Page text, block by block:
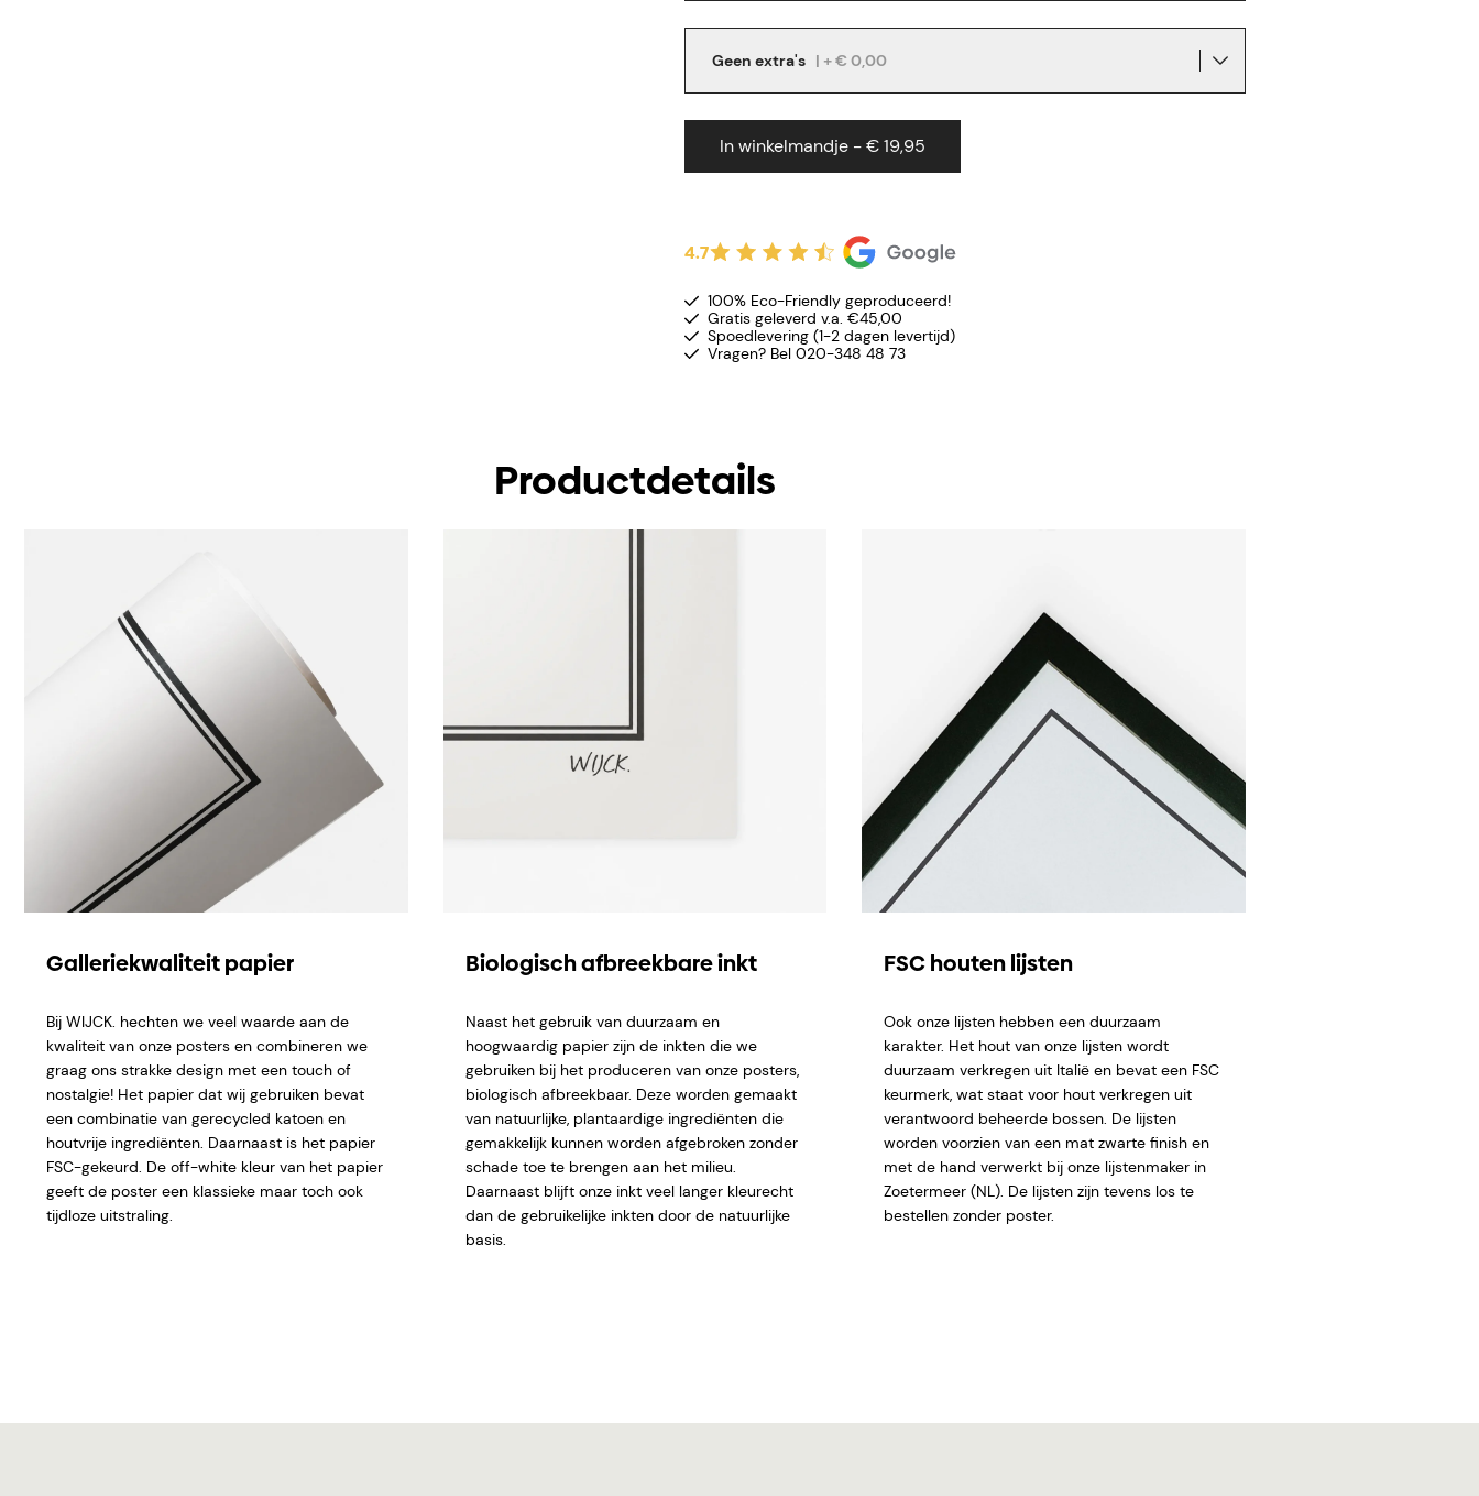
Geen extra's | + € 0,00
In winkelmandje - € 19,95
4.7
100% Eco-Friendly geproduceerd!
Gratis geleverd v.a. €45,00
Spoedlevering (1-2 dagen levertijd)
Vragen? Bel 020-348 48 73
Productdetails
Galleriekwaliteit papier
Bij WIJCK. hechten we veel waarde aan de
kwaliteit van onze posters en combineren we
graag ons strakke design met een touch of
nostalgie! Het papier dat wij gebruiken bevat
een combinatie van gerecycled katoen en
houtvrije ingrediënten. Daarnaast is het papier
FSC-gekeurd. De off-white kleur van het papier
geeft de poster een klassieke maar toch ook
tijdloze uitstraling.
Biologisch afbreekbare inkt
Naast het gebruik van duurzaam en
hoogwaardig papier zijn de inkten die we
gebruiken bij het produceren van onze posters,
biologisch afbreekbaar. Deze worden gemaakt
van natuurlijke, plantaardige ingrediënten die
gemakkelijk kunnen worden afgebroken zonder
schade toe te brengen aan het milieu.
Daarnaast blijft onze inkt veel langer kleurecht
dan de gebruikelijke inkten door de natuurlijke
basis.
FSC houten lijsten
Ook onze lijsten hebben een duurzaam
karakter. Het hout van onze lijsten wordt
duurzaam verkregen uit Italië en bevat een FSC
keurmerk, wat staat voor hout verkregen uit
verantwoord beheerde bossen. De lijsten
worden voorzien van een mat zwarte finish en
met de hand verwerkt bij onze lijstenmaker in
Zoetermeer (NL). De lijsten zijn tevens los te
bestellen zonder poster.